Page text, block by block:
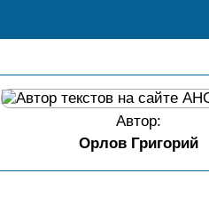
Автор:
Орлов Григорий